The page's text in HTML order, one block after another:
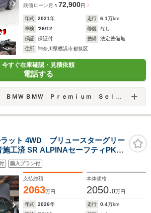
残価ローン 月々72,900円
年式 2021年 走行 6.1万km
車検
'26/12 修復
なし
保証
保証付 整備
法定整備無
住所
神奈川県横浜市都筑区
今すぐ在庫確認・見積依頼
電話する
ＢＭＷ Ｐｒｅｍｉｕｍ Ｓｅｌｅｃｔｉｏｎ 横浜港北
ット 4WD ブリュースターグリー
施工済 SR ALPINAセーフティPKG
プロフェッショナル ブラックPKG
ティブLEDライト ドラレコ
購入プラン付
支払総額
2063万円
本体価格
2050.0万円
年式 2026年 走行 0.4万km